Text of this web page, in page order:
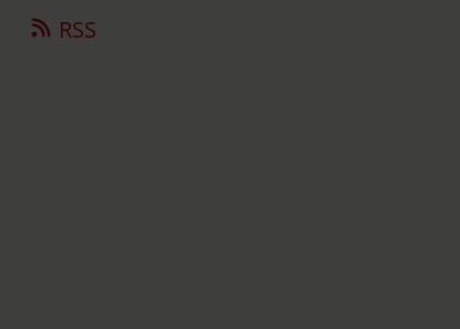
RSS